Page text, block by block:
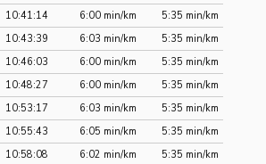
10:41:14 6:00 min/km
5:35 min/km
10:43:39 6:03 min/km
5:35 min/km
10:46:03 6:00 min/km
5:35 min/km
10:48:27 6:00 min/km
5:35 min/km
10:53:17 6:03 min/km
5:35 min/km
10:55:43 6:05 min/km
5:35 min/km
10:58:08 6:02 min/km
5:35 min/km